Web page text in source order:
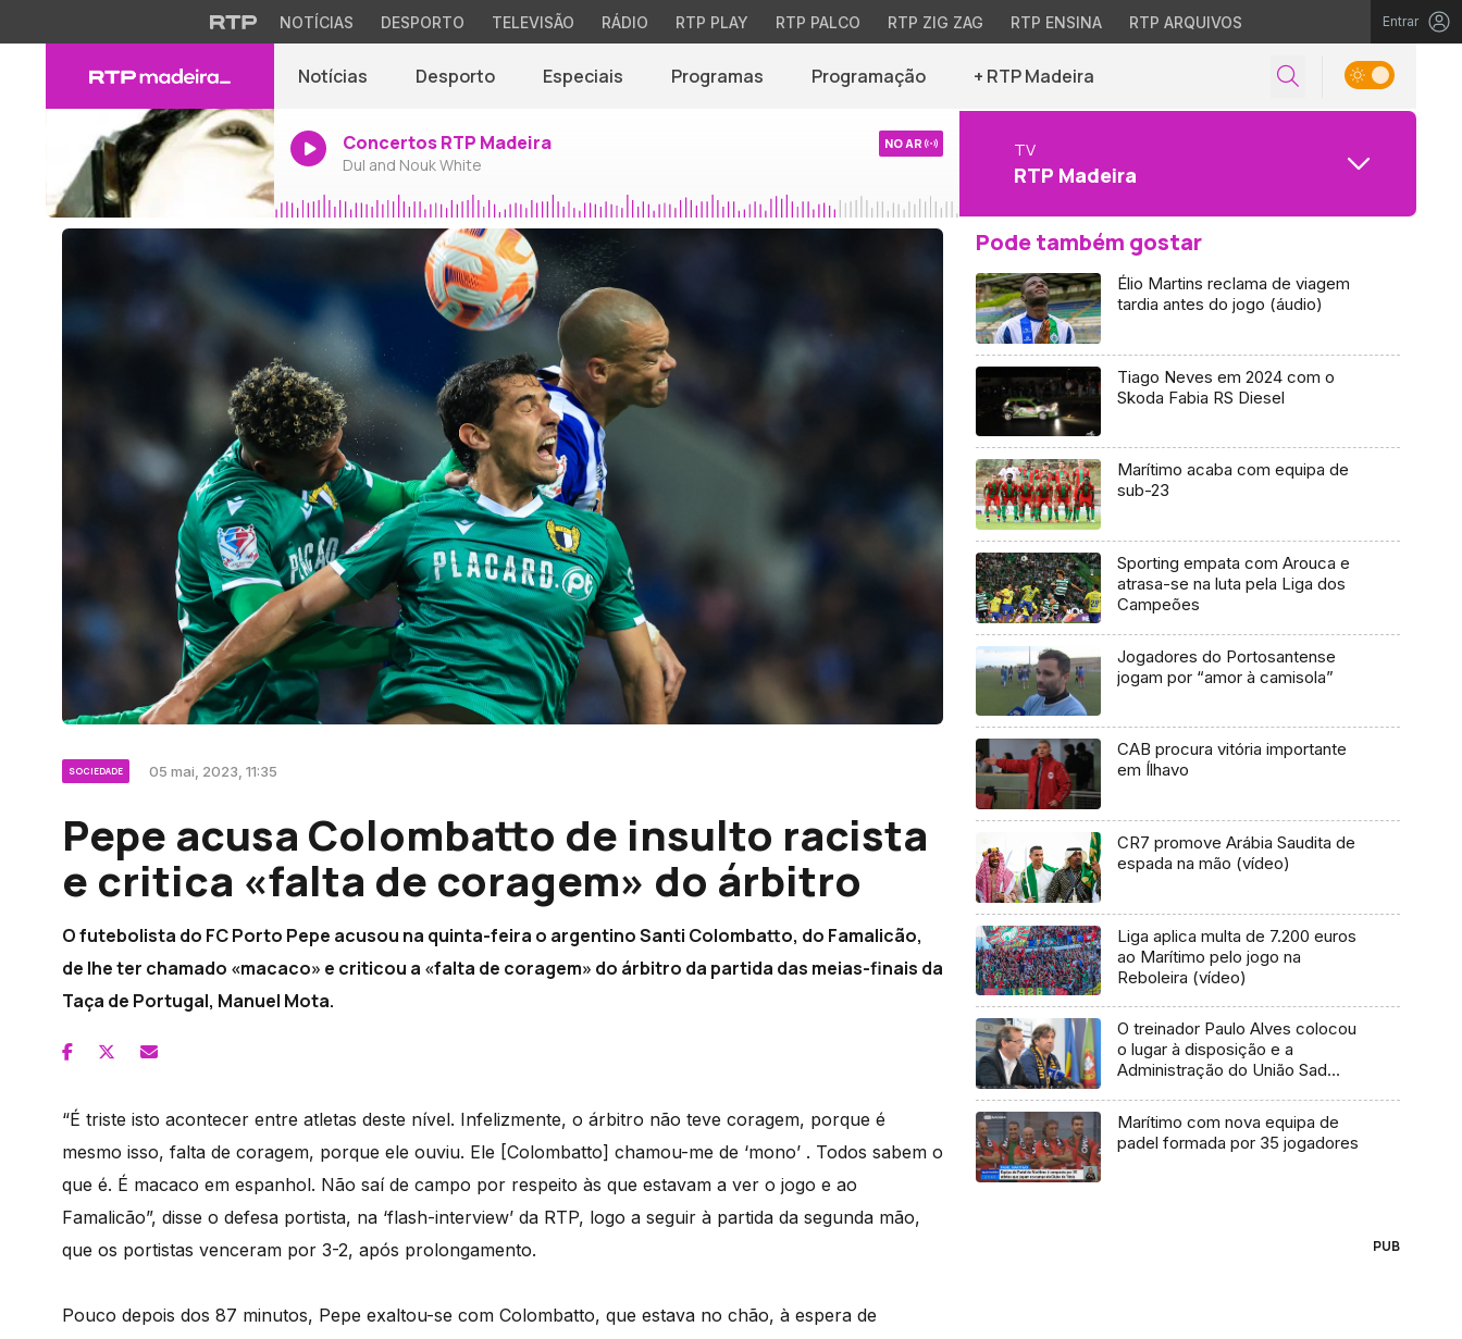
NOTÍCIAS DESPORTO TELEVISÃO RÁDIO RTP PLAY RTP PALCO RTP ZIG ZAG RTP ENSINA RTP ARQUIVOS Entrar
Notícias Desporto Especiais Programas Programação + RTP Madeira
Concertos RTP Madeira
Dul and Nouk White
NO AR TV
RTP Madeira
SOCIEDADE 05 mai, 2023, 11:35
Pepe acusa Colombatto de insulto racista
e critica «falta de coragem» do árbitro
O futebolista do FC Porto Pepe acusou na quinta-feira o argentino Santi Colombatto, do Famalicão,
de lhe ter chamado «macaco» e criticou a «falta de coragem» do árbitro da partida das meias-finais da
Taça de Portugal, Manuel Mota.
“É triste isto acontecer entre atletas deste nível. Infelizmente, o árbitro não teve coragem, porque é
mesmo isso, falta de coragem, porque ele ouviu. Ele [Colombatto] chamou-me de ‘mono’ . Todos sabem o
que é. É macaco em espanhol. Não saí de campo por respeito às que estavam a ver o jogo e ao
Famalicão”, disse o defesa portista, na ‘flash-interview’ da RTP, logo a seguir à partida da segunda mão,
que os portistas venceram por 3-2, após prolongamento.
Pouco depois dos 87 minutos, Pepe exaltou-se com Colombatto, que estava no chão, à espera de
Pode também gostar
Élio Martins reclama de viagem
tardia antes do jogo (áudio)
Tiago Neves em 2024 com o
Skoda Fabia RS Diesel
Marítimo acaba com equipa de
sub-23
Sporting empata com Arouca e
atrasa-se na luta pela Liga dos
Campeões
Jogadores do Portosantense
jogam por “amor à camisola”
CAB procura vitória importante
em Ílhavo
CR7 promove Arábia Saudita de
espada na mão (vídeo)
Liga aplica multa de 7.200 euros
ao Marítimo pelo jogo na
Reboleira (vídeo)
O treinador Paulo Alves colocou
o lugar à disposição e a
Administração do União Sad
Marítimo com nova equipa de
padel formada por 35 jogadores
PUB